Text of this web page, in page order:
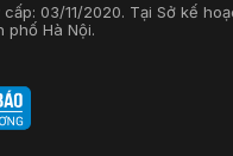
cấp: 03/11/2020. Tại Sở kế
phố Hà Nội.